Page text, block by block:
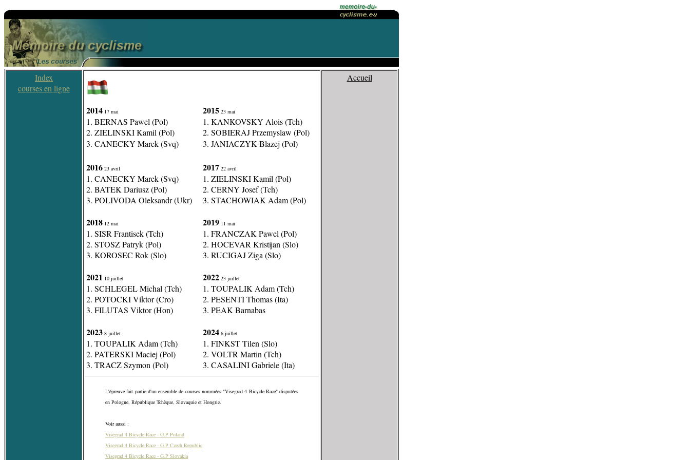
Index
courses en ligne
2014 17 mai
1. BERNAS Pawel (Pol)
2. ZIELINSKI Kamil (Pol)
3. CANECKY Marek (Svq)
2016 23 avril
1. CANECKY Marek (Svq)
2. BATEK Dariusz (Pol)
3. POLIVODA Oleksandr (Ukr)
2018 12 mai
1. SISR Frantisek (Tch)
2. STOSZ Patryk (Pol)
3. KOROSEC Rok (Slo)
2021 10 juillet
1. SCHLEGEL Michal (Tch)
2. POTOCKI Viktor (Cro)
3. FILUTAS Viktor (Hon)
2023 8 juillet
1. TOUPALIK Adam (Tch)
2. PATERSKI Maciej (Pol)
3. TRACZ Szymon (Pol)
2015 23 mai
1. KANKOVSKY Alois (Tch)
2. SOBIERAJ Przemyslaw (Pol)
3. JANIACZYK Blazej (Pol)
2017 22 avril
1. ZIELINSKI Kamil (Pol)
2. CERNY Josef (Tch)
3. STACHOWIAK Adam (Pol)
2019 11 mai
1. FRANCZAK Pawel (Pol)
2. HOCEVAR Kristijan (Slo)
3. RUCIGAJ Ziga (Slo)
2022 23 juillet
1. TOUPALIK Adam (Tch)
2. PESENTI Thomas (Ita)
3. PEAK Barnabas
2024 6 juillet
1. FINKST Tilen (Slo)
2. VOLTR Martin (Tch)
3. CASALINI Gabriele (Ita)
L'épreuve fait partie d'un ensemble de courses nommées "Visegrad 4 Bicycle Race" disputées
en Pologne, République Tchèque, Slovaquie et Hongrie.
Voir aussi :
Visegrad 4 Bicycle Race - G.P Poland
Visegrad 4 Bicycle Race - G.P Czech Republic
Visegrad 4 Bicycle Race - G.P Slovakia
Accueil